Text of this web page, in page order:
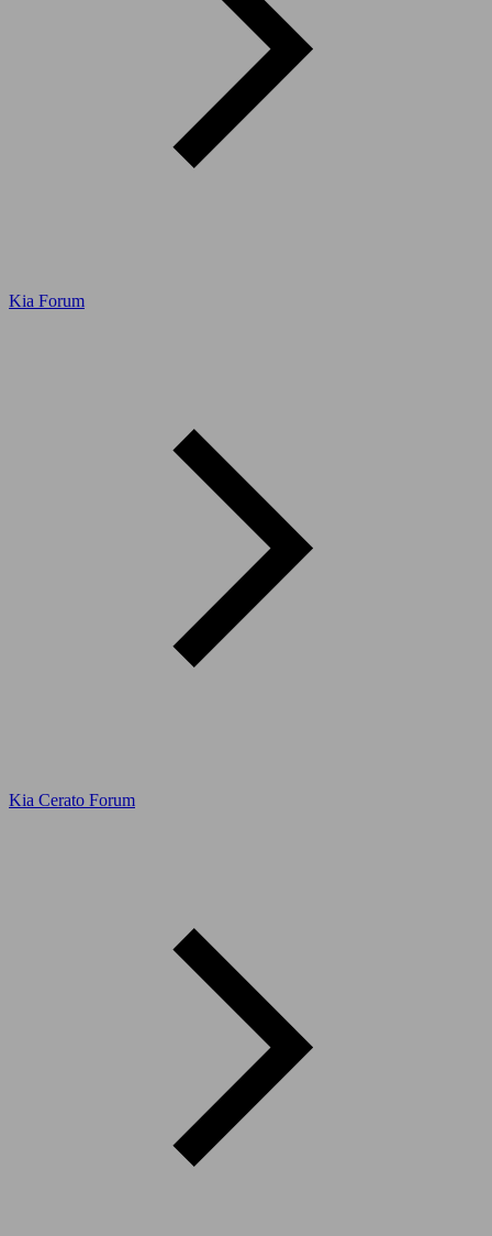
Kia Forum
Kia Cerato Forum